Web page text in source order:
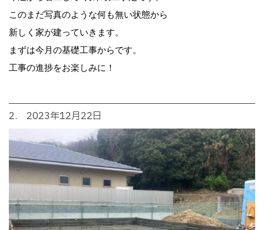
このまだ写真のような何も無い状態から
新しく家が建っていきます。
まずは今月の基礎工事からです。
工事の進捗をお楽しみに！
2. 2023年12月22日